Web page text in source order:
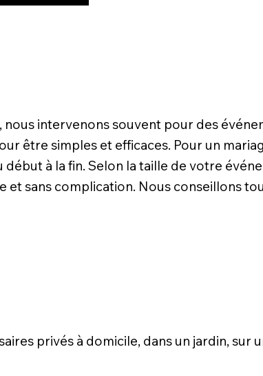
intervenons souvent pour des
être simples et efficaces. Pour un
à la fin. Selon la taille de votre
sans complication. Nous conseillons
privés à domicile, dans un jardin, sur